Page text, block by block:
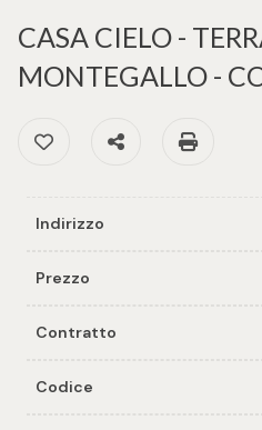
CASA CIELO -
MONTEGALLO -
Preferiti: Cod. 31923
Condividi
Indirizzo
Prezzo
Contratto
Codice
Richiedi
immobile
vendi il
immobile
Contattaci
Provincia
Comune
-